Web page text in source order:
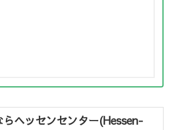
らヘッセンセンター(Hessen-